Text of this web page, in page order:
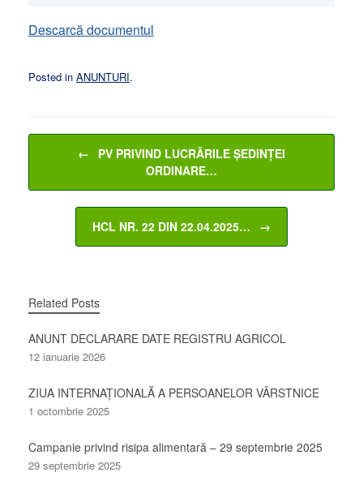
Descarcă documentul
Posted in ANUNTURI.
Post navigation
←
PV PRIVIND LUCRĂRILE ȘEDINȚEI
ORDINARE…
HCL NR. 22 DIN 22.04.2025… →
Related Posts
ANUNT DECLARARE DATE REGISTRU AGRICOL
12 ianuarie 2026
ZIUA INTERNAȚIONALĂ A PERSOANELOR VÂRSTNICE
1 octombrie 2025
Campanie privind risipa alimentară – 29 septembrie 2025
29 septembrie 2025